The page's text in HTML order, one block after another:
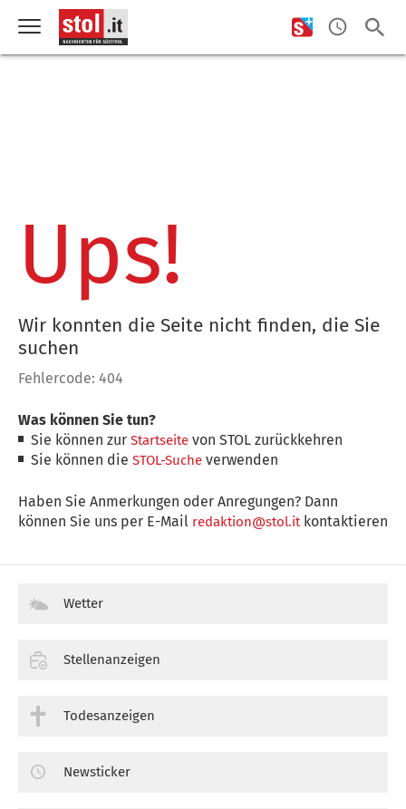
Ups!
Wir konnten die Seite nicht finden, die Sie
suchen
Fehlercode: 404
Was können Sie tun?
Sie können zurStartseite von STOL zurückkehren
Sie können dieSTOL-Suche verwenden
Haben Sie Anmerkungen oder Anregungen? Dann
können Sie uns per E-Mail redaktion@stol.itkontaktieren
Wetter
Stellenanzeigen
Todesanzeigen
Newsticker